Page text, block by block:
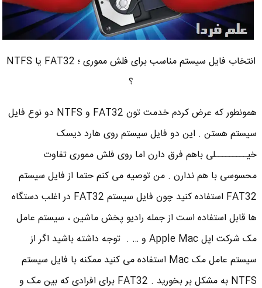
انتخاب فایل سیستم مناسب برای فلش مموری ؛ FAT32 یا NTFS
؟
همونطور که عرض کردم خدمت تون FAT32 و NTFS دو نوع فایل
سیستم هستن . این دو فایل سیستم روی هارد دیسک
خیـــــــــلی باهم فرق دارن اما روی فلش مموری تفاوت
محسوسی با هم ندارن . من توصیه می کنم حتما از فایل سیستم
FAT32 استفاده کنید چون فایل سیستم FAT32 در اغلب دستگاه
ها قابل استفاده است از جمله رادیو پخش ماشین ، سیستم عامل
مک شرکت اپل Apple Mac و … . توجه داشته باشید اگر از
سیستم عامل مک Mac استفاده می کنید ممکنه با فایل سیستم
NTFS به مشکل بر بخورید . FAT32 برای افرادی که بین مک و